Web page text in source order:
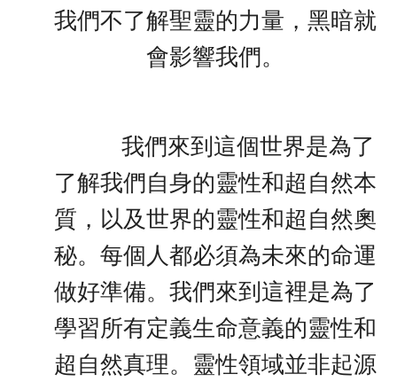
我們不了解聖靈的力量，黑暗就
會影響我們。
我們來到這個世界是為了
了解我們自身的靈性和超自然本
質，以及世界的靈性和超自然奧
秘。每個人都必須為未來的命運
做好準備。我們來到這裡是為了
學習所有定義生命意義的靈性和
超自然真理。靈性領域並非起源